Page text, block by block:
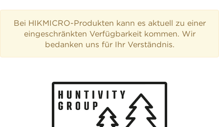
Bei HIKMICRO-Produkten kann es aktuell zu einer
eingeschränkten Verfügbarkeit kommen. Wir
bedanken uns für Ihr Verständnis.